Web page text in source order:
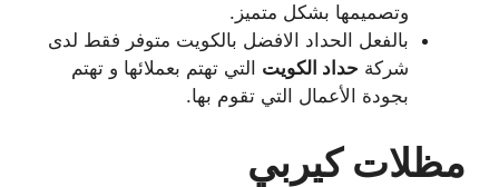
وتصميمها بشكل متميز.
بالفعل الحداد الافضل بالكويت متوفر فقط لدى
شركة حداد الكويت التي تهتم بعملائها و تهتم
بجودة الأعمال التي تقوم بها.
مظلات كيربي